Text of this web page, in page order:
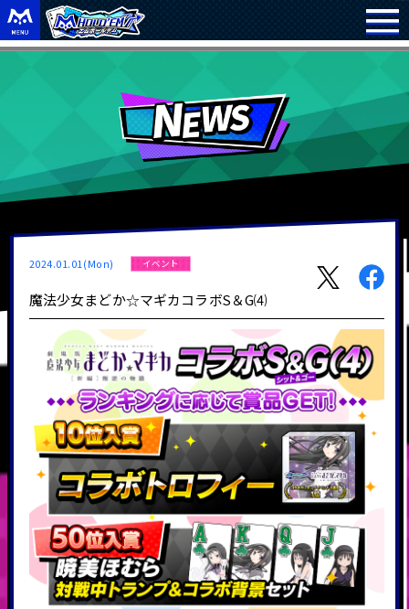
2024.01.01(Mon) イベント
魔法少女まどか☆マギカコラボS＆G⑷